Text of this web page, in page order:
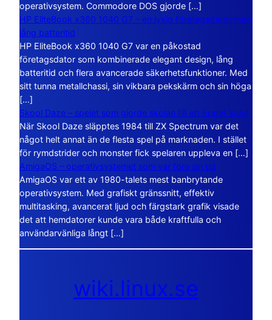
operativsystem. Commodore DOS gjorde […]
HP EliteBook x360 1040 G7 – en lyxig företagsdator med
lång batteritid
HP EliteBook x360 1040 G7 var en påkostad
företagsdator som kombinerade elegant design, lång
batteritid och flera avancerade säkerhetsfunktioner. Med
sitt tunna metallchassi, sin vikbara pekskärm och sin höga
[…]
Skool Daze – spelet som gjorde skolan till ett öppet kaos
När Skool Daze släpptes 1984 till ZX Spectrum var det
något helt annat än de flesta spel på marknaden. I stället
för rymdstrider och monster fick spelaren uppleva en […]
AmigaOS – operativsystemet som var före sin tid
AmigaOS var ett av 1980-talets mest banbrytande
operativsystem. Med grafiskt gränssnitt, effektiv
multitasking, avancerat ljud och färgstark grafik visade
det att hemdatorer kunde vara både kraftfulla och
användarvänliga långt […]
wiki.linux.se